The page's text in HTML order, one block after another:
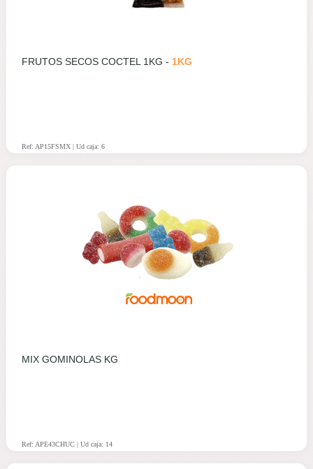
FRUTOS SECOS COCTEL 1KG - 1KG
Ref: AP15FSMX | Ud caja: 6
MIX GOMINOLAS KG
Ref: APE43CHUC | Ud caja: 14